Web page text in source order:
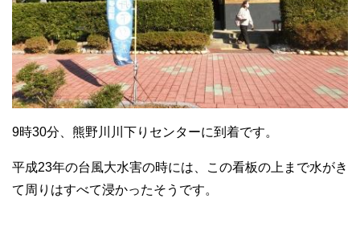
9時30分、熊野川川下りセンターに到着です。
平成23年の台風大水害の時には、この看板の上まで水がき
て周りはすべて浸かったそうです。